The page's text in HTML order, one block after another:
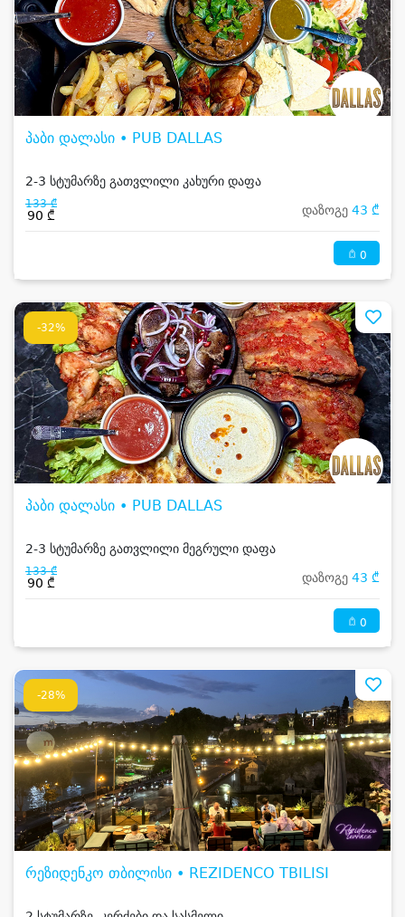
პაბი დალასი • PUB DALLAS
2-3 სტუმარზე გათვლილი კახური დაფა
133 ₾
90 ₾ დაზოგე 43 ₾
0
-32%
პაბი დალასი • PUB DALLAS
2-3 სტუმარზე გათვლილი მეგრული დაფა
133 ₾
90 ₾ დაზოგე 43 ₾
0
-28%
რეზიდენკო თბილისი • REZIDENCO TBILISI